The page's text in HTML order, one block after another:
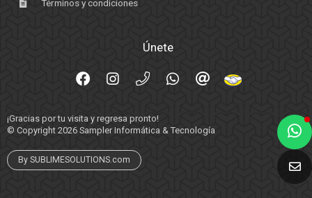
Términos y condiciones
Únete
¡Gracias por tu visita y regresa pronto!
© Copyright 2026 Sampler Informática & Tecnología
By SUBLIMESOLUTIONS.com